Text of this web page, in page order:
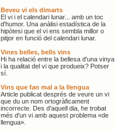
Beveu vi els dimarts
El vi i el calendari lunar... amb un toc
d'humor. Una anàlisi estadística de la
hipòtesi que el vi ens sembla millor o
pitjor en funció del calendari lunar.
Vines belles, bells vins
Hi ha relació entre la bellesa d'una vinya
i la qualitat del vi que produeix? Potser
sí.
Vins que fan mal a la llengua
Article publicat després de veure un vi
que du un nom ortogràficament
incorrecte. Des d'aquell dia, he trobat
més d'un vi amb aquest problema «de
llengua».